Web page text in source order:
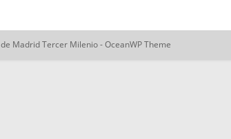
Madrid Tercer Milenio - OceanWP Theme